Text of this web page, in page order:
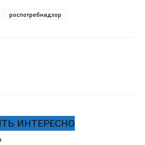
роспотребнадзор
ИНТЕРЕСНО